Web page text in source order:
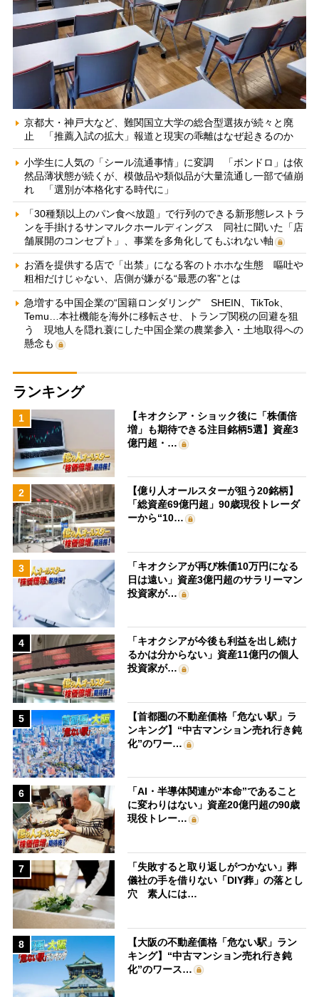
京都大・神戸大など、難関国立大学の総合型選抜が続々と廃
止 「推薦入試の拡大」報道と現実の乖離はなぜ起きるのか
小学生に人気の「シール流通事情」に変調 「ボンドロ」は依
然品薄状態が続くが、模倣品や類似品が大量流通し一部で値崩
れ 「選別が本格化する時代に」
「30種類以上のパン食べ放題」で行列のできる新形態レストラ
ンを手掛けるサンマルクホールディングス 同社に聞いた「店
舗展開のコンセプト」、事業を多角化してもぶれない軸
お酒を提供する店で「出禁」になる客のトホホな生態 嘔吐や
粗相だけじゃない、店側が嫌がる“最悪の客”とは
急増する中国企業の“国籍ロンダリング” SHEIN、TikTok、
Temu…本社機能を海外に移転させ、トランプ関税の回避を狙
う 現地人を隠れ蓑にした中国企業の農業参入・土地取得への
懸念も
ランキング
1
【キオクシア・ショック後に「株価倍
増」も期待できる注目銘柄5選】資産3
億円超・…
2
【億り人オールスターが狙う20銘柄】
「総資産69億円超」90歳現役トレーダ
ーから“10…
3
「キオクシアが再び株価10万円になる
日は遠い」資産3億円超のサラリーマン
投資家が…
4
「キオクシアが今後も利益を出し続け
るかは分からない」資産11億円の個人
投資家が…
5
【首都圏の不動産価格「危ない駅」ラ
ンキング】“中古マンション売れ行き鈍
化”のワー…
6
「AI・半導体関連が“本命”であること
に変わりはない」資産20億円超の90歳
現役トレー…
7
「失敗すると取り返しがつかない」葬
儀社の手を借りない「DIY葬」の落とし
穴 素人には…
8
【大阪の不動産価格「危ない駅」ラン
キング】“中古マンション売れ行き鈍
化”のワース…